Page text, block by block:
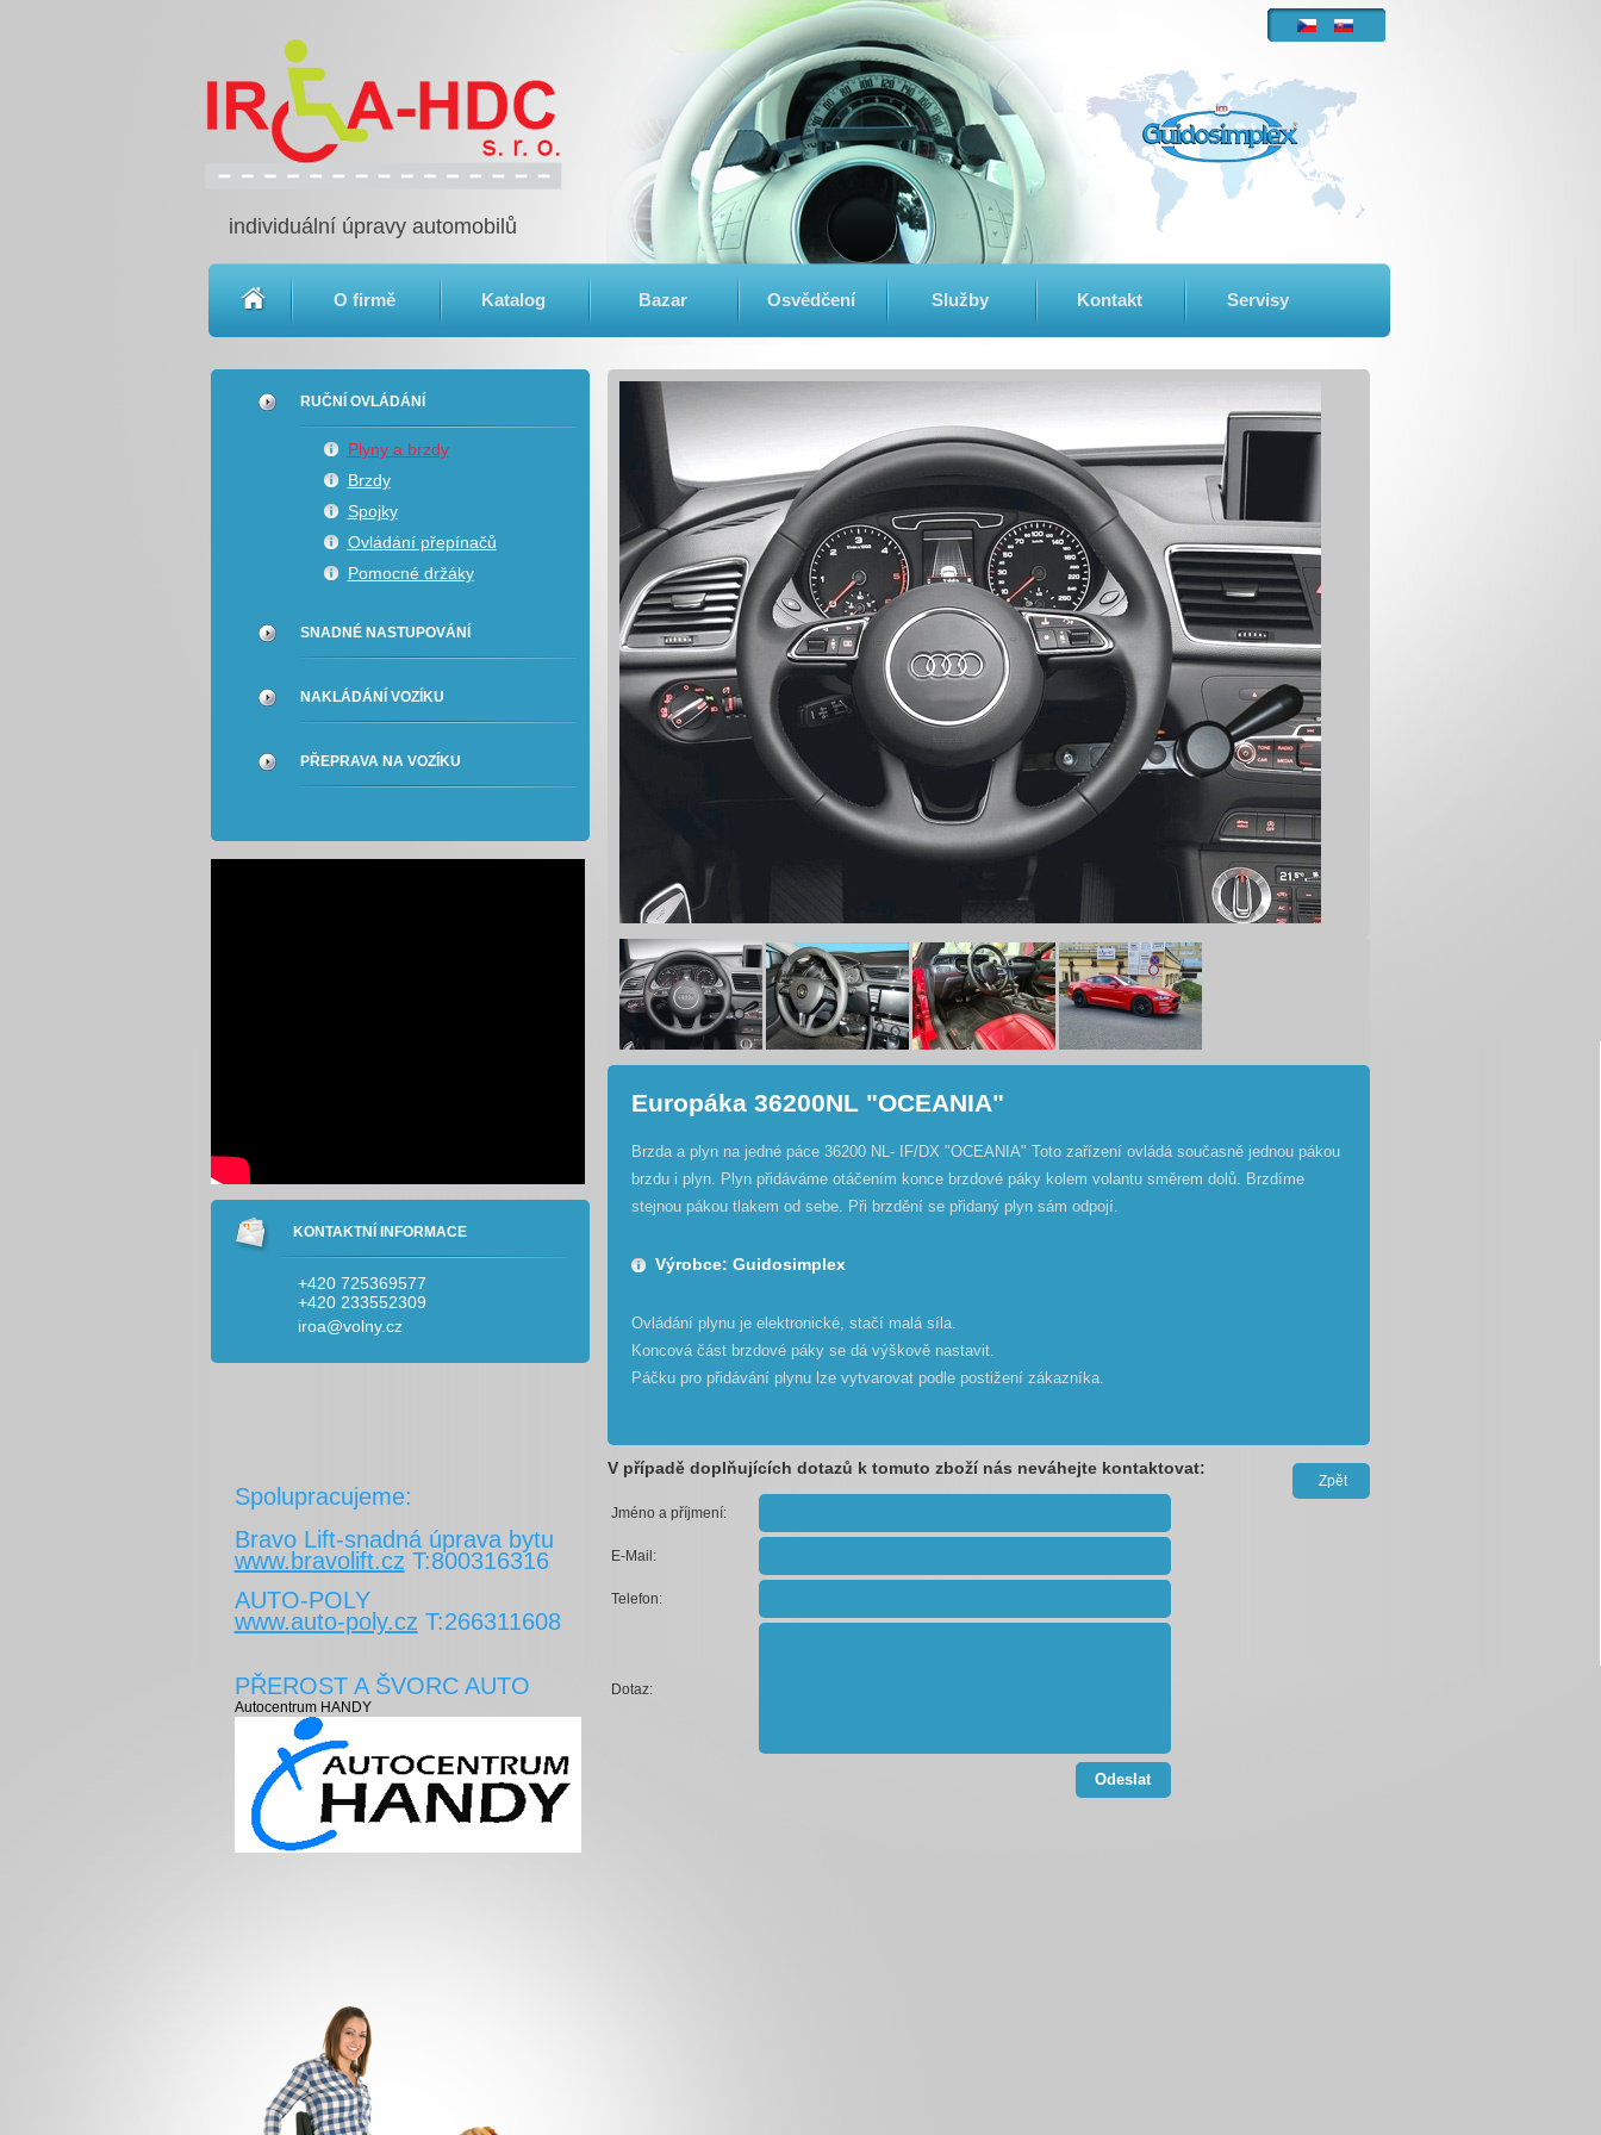
O firmě Katalog Bazar Osvědčení Služby Kontakt Servisy
individuální úpravy automobilů
RUČNÍ OVLÁDÁNÍ
Plyny a brzdy
Brzdy
Spojky
Ovládání přepínačů
Pomocné držáky
SNADNÉ NASTUPOVÁNÍ
NAKLÁDÁNÍ VOZÍKU
PŘEPRAVA NA VOZÍKU
KONTAKTNÍ INFORMACE
+420 725369577
+420 233552309
iroa@volny.cz
Spolupracujeme:
Bravo Lift-snadná úprava bytu
www.bravolift.cz T:800316316
AUTO-POLY
www.auto-poly.cz T:266311608
PŘEROST A ŠVORC AUTO
Autocentrum HANDY
Europáka 36200NL "OCEANIA"
Brzda a plyn na jedné páce 36200 NL- IF/DX "OCEANIA" Toto zařízení ovládá současně jednou pákou
brzdu i plyn. Plyn přidáváme otáčením konce brzdové páky kolem volantu směrem dolů. Brzdíme
stejnou pákou tlakem od sebe. Při brzdění se přidaný plyn sám odpojí.
Výrobce: Guidosimplex
Ovládání plynu je elektronické, stačí malá síla.
Koncová část brzdové páky se dá výškově nastavit.
Páčku pro přidávání plynu lze vytvarovat podle postižení zákazníka.
V případě doplňujících dotazů k tomuto zboží nás neváhejte kontaktovat:
Jméno a příjmení:
E-Mail:
Telefon:
Dotaz:
Zpět